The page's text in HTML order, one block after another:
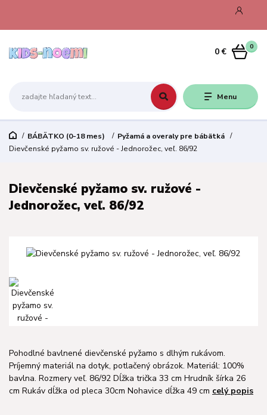
Menu
0
0 €
BÁBÄTKO (0-18 mes)
Pyžamá a overaly pre bábätká
Dievčenské pyžamo sv. ružové - Jednorožec, veľ. 86/92
Dievčenské pyžamo sv. ružové -
Jednorožec, veľ. 86/92
Pohodlné bavlnené dievčenské pyžamo s dlhým rukávom.
Príjemný materiál na dotyk, potlačený obrázok. Materiál: 100%
bavlna. Rozmery veľ. 86/92 Dĺžka trička 33 cm Hrudník šírka 26
cm Rukáv dĺžka od pleca 30cm Nohavice dĺžka 49 cm celý popis